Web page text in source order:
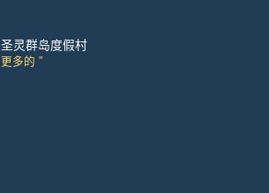
圣灵群岛度假村
更多的 ”